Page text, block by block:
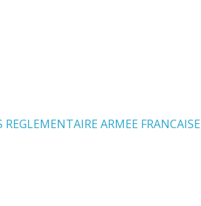
ARMEE FRANCAISE